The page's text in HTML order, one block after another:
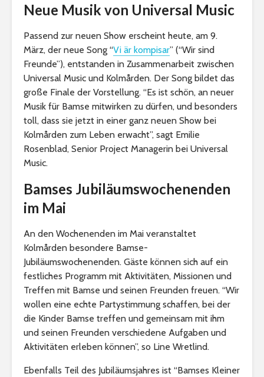
Neue Musik von Universal Music
Passend zur neuen Show erscheint heute, am 9.
März, der neue Song “Vi är kompisar” (“Wir sind
Freunde”), entstanden in Zusammenarbeit zwischen
Universal Music und Kolmården. Der Song bildet das
große Finale der Vorstellung. “Es ist schön, an neuer
Musik für Bamse mitwirken zu dürfen, und besonders
toll, dass sie jetzt in einer ganz neuen Show bei
Kolmården zum Leben erwacht”, sagt Emilie
Rosenblad, Senior Project Managerin bei Universal
Music.
Bamses Jubiläumswochenenden
im Mai
An den Wochenenden im Mai veranstaltet
Kolmården besondere Bamse-
Jubiläumswochenenden. Gäste können sich auf ein
festliches Programm mit Aktivitäten, Missionen und
Treffen mit Bamse und seinen Freunden freuen. “Wir
wollen eine echte Partystimmung schaffen, bei der
die Kinder Bamse treffen und gemeinsam mit ihm
und seinen Freunden verschiedene Aufgaben und
Aktivitäten erleben können”, so Line Wretlind.
Ebenfalls Teil des Jubiläumsjahres ist “Bamses Kleiner